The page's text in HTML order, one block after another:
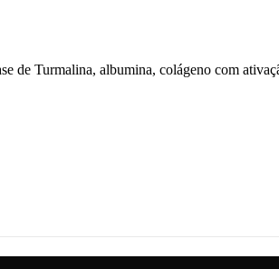
de Turmalina, albumina, colágeno com